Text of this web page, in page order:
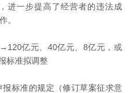
进一步提高了经营者的违法成
。
亿元、40亿元、8亿元，或
标准拟调整
标准的规定（修订草案征求意